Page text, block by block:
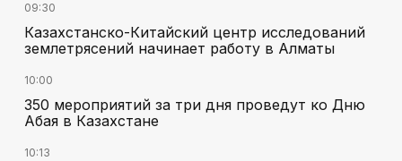
09:30
Казахстанско-Китайский центр исследований
землетрясений начинает работу в Алматы
10:00
350 мероприятий за три дня проведут ко Дню
Абая в Казахстане
10:13